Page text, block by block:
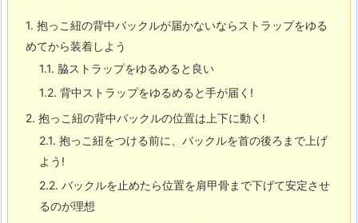
1. 抱っこ紐の背中バックルが届かないならストラップをゆる
めてから装着しよう
1.1. 脇ストラップをゆるめると良い
1.2. 背中ストラップをゆるめると手が届く!
2. 抱っこ紐の背中バックルの位置は上下に動く!
2.1. 抱っこ紐をつける前に、バックルを首の後ろまで上げ
よう!
2.2. バックルを止めたら位置を肩甲骨まで下げて安定させ
るのが理想